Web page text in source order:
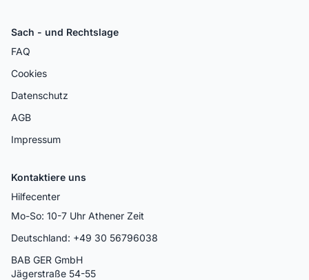
Sach - und Rechtslage
FAQ
Cookies
Datenschutz
AGB
Impressum
Kontaktiere uns
Hilfecenter
Mo-So: 10-7 Uhr Athener Zeit
Deutschland: +49 30 56796038
BAB GER GmbH
Jägerstraße 54-55